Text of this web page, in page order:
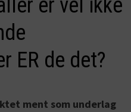
er vel ikke
ER de det?
ment som underlag